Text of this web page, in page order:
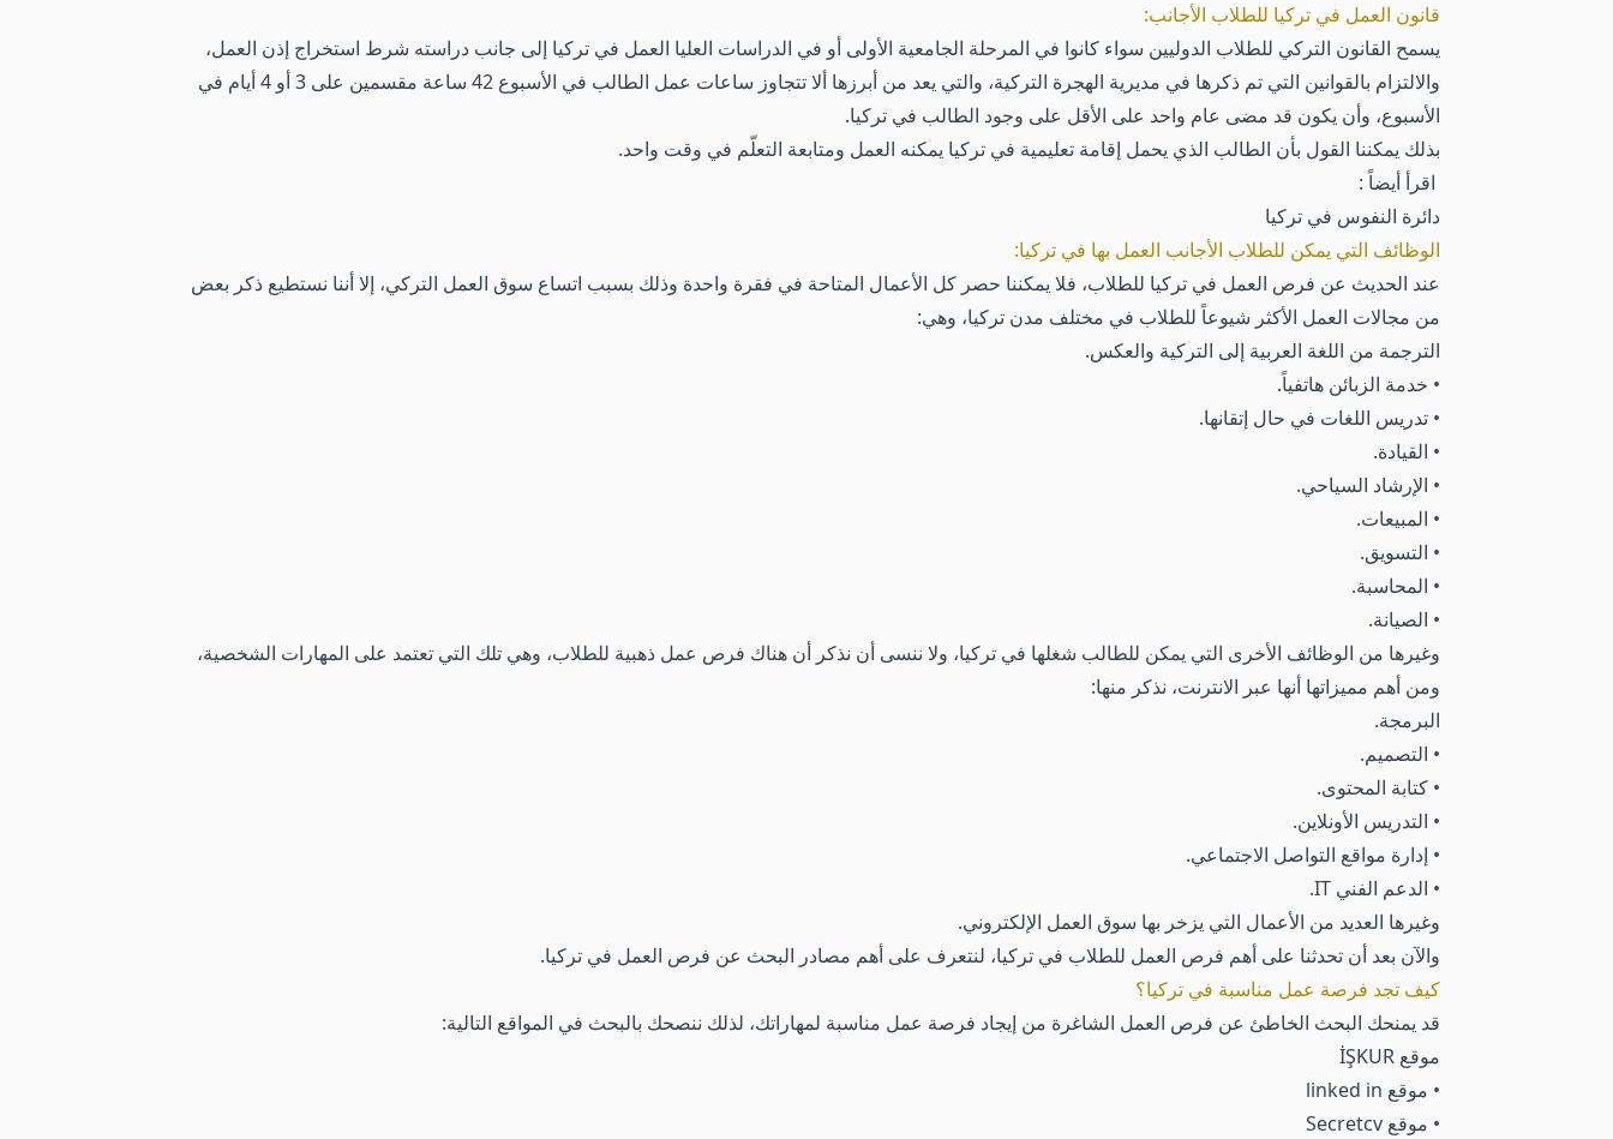
قانون العمل في تركيا للطلاب الأجانب:
يسمح القانون التركي للطلاب الدوليين سواء كانوا في المرحلة الجامعية الأولى أو في الدراسات العليا العمل في تركيا إلى جانب دراسته شرط استخراج إذن العمل،
والالتزام بالقوانين التي تم ذكرها في مديرية الهجرة التركية، والتي يعد من أبرزها ألا تتجاوز ساعات عمل الطالب في الأسبوع 42 ساعة مقسمين على 3 أو 4 أيام في
الأسبوع، وأن يكون قد مضى عام واحد على الأقل على وجود الطالب في تركيا.
بذلك يمكننا القول بأن الطالب الذي يحمل إقامة تعليمية في تركيا يمكنه العمل ومتابعة التعلّم في وقت واحد.
اقرأ أيضاً :
دائرة النفوس في تركيا
الوظائف التي يمكن للطلاب الأجانب العمل بها في تركيا:
عند الحديث عن فرص العمل في تركيا للطلاب، فلا يمكننا حصر كل الأعمال المتاحة في فقرة واحدة وذلك بسبب اتساع سوق العمل التركي، إلا أننا نستطيع ذكر بعض
من مجالات العمل الأكثر شيوعاً للطلاب في مختلف مدن تركيا، وهي:
الترجمة من اللغة العربية إلى التركية والعكس.
• خدمة الزبائن هاتفياً.
• تدريس اللغات في حال إتقانها.
• القيادة.
• الإرشاد السياحي.
• المبيعات.
• التسويق.
• المحاسبة.
• الصيانة.
وغيرها من الوظائف الأخرى التي يمكن للطالب شغلها في تركيا، ولا ننسى أن نذكر أن هناك فرص عمل ذهبية للطلاب، وهي تلك التي تعتمد على المهارات الشخصية،
ومن أهم مميزاتها أنها عبر الانترنت، نذكر منها:
البرمجة.
• التصميم.
• كتابة المحتوى.
• التدريس الأونلاين.
• إدارة مواقع التواصل الاجتماعي.
• الدعم الفني IT.
وغيرها العديد من الأعمال التي يزخر بها سوق العمل الإلكتروني.
والآن بعد أن تحدثنا على أهم فرص العمل للطلاب في تركيا، لنتعرف على أهم مصادر البحث عن فرص العمل في تركيا.
كيف تجد فرصة عمل مناسبة في تركيا؟
قد يمنحك البحث الخاطئ عن فرص العمل الشاغرة من إيجاد فرصة عمل مناسبة لمهاراتك، لذلك ننصحك بالبحث في المواقع التالية:
موقع İŞKUR
• موقع linked in
• موقع Secretcv